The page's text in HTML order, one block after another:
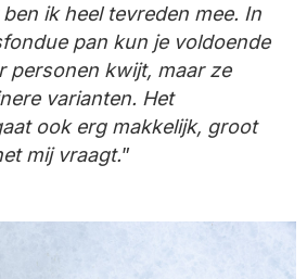
ik heel tevreden mee. In
pan kun je voldoende
personen kwijt, maar ze
varianten. Het
ook erg makkelijk, groot
mij vraagt.